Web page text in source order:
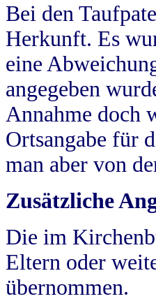
Bei den
Herkunft. Es
eine
angegeben
Annahme doch
Ortsangabe für
man aber von
Zusätzliche
Die im
Eltern oder
übernommen.